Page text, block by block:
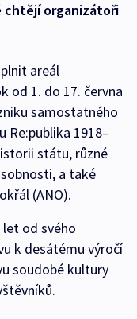
chtějí organizátoři
areál
od 1. do 17. června
samostatného
Re:publika 1918–
státu, různé
a také
(ANO).
od svého
k desátému výročí
soudobé kultury